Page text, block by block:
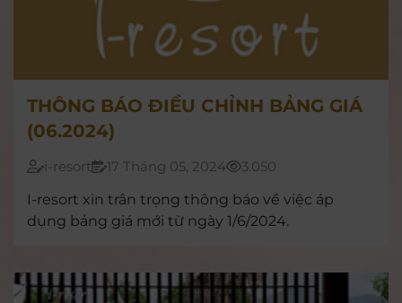
THÔNG BÁO ĐIỀU CHỈNH BẢNG GIÁ
(06.2024)
i-resort 17 Tháng 05, 2024
3.050
I-resort xin trân trọng thông báo về việc áp
dụng bảng giá mới từ ngày 1/6/2024.